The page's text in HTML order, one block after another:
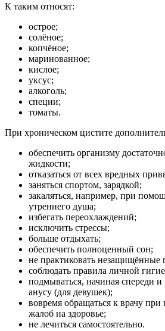
К таким относят:
острое;
солёное;
копчёное;
маринованное;
кислое;
уксус;
алкоголь;
специи;
томаты.
При хроническом цистите
обеспечить организму
жидкости;
отказаться от всех вредных
заняться спортом, зарядкой;
закаляться, например, при
утреннего душа;
избегать переохлаждений;
исключить стрессы;
больше отдыхать;
обеспечить полноценный сон;
не практиковать незащищённые
соблюдать правила личной
подмываться, начиная спереди
анусу (для девушек);
вовремя обращаться к врачу
жалоб на здоровье;
не лечиться самостоятельно.